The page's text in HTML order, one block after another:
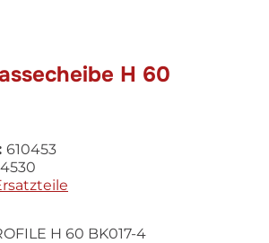
H 60
610453
H 60 BK017-4